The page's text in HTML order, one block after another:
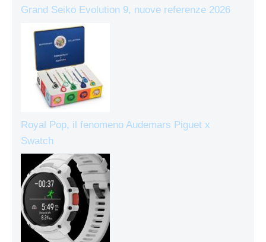
Grand Seiko Evolution 9, nuove referenze 2026
Royal Pop, il fenomeno Audemars Piguet x
Swatch